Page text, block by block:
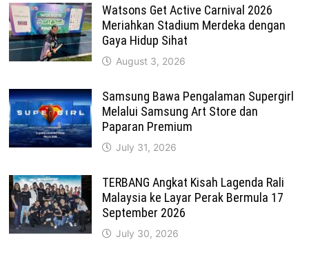
Watsons Get Active Carnival 2026
Meriahkan Stadium Merdeka dengan
Gaya Hidup Sihat
August 3, 2026
Samsung Bawa Pengalaman Supergirl
Melalui Samsung Art Store dan
Paparan Premium
July 31, 2026
TERBANG Angkat Kisah Lagenda Rali
Malaysia ke Layar Perak Bermula 17
September 2026
July 30, 2026